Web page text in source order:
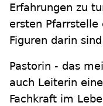
Erfahrungen zu
ersten
Figuren darin
Pastorin - das
auch Leiterin
Fachkraft im